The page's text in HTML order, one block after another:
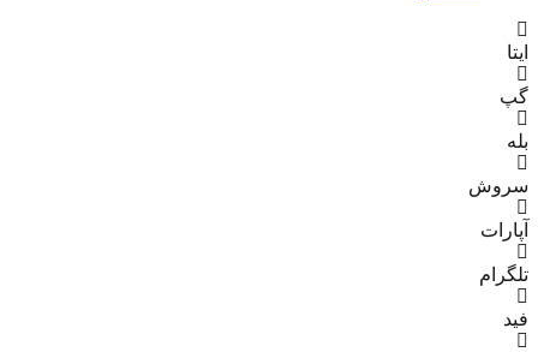
ایتا
گپ
بله
سروش
آپارات
تلگرام
فید